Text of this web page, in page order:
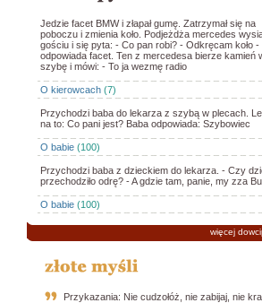
Jedzie facet BMW i złapał gumę. Zatrzymał się na
poboczu i zmienia koło. Podjeżdża mercedes
gościu i się pyta: - Co pan robi? - Odkręcam koło -
odpowiada facet. Ten z mercedesa bierze kamień
szybę i mówi: - To ja wezmę radio
O kierowcach (7)
Przychodzi baba do lekarza z szybą w plecach.
na to: Co pani jest? Baba odpowiada: Szybowiec
O babie (100)
Przychodzi baba z dzieckiem do lekarza. - Czy
przechodziło odrę? - A gdzie tam, panie, my zza
O babie (100)
więcej
Przykazania: Nie cudzołóż, nie zabijaj, nie